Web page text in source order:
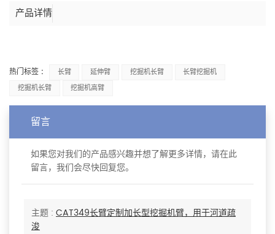
产品详情
热门标签 : 长臂 延伸臂 挖掘机长臂
长臂挖掘机
挖掘机长臂
挖掘机高臂
留言
如果您对我们的产品感兴趣并想了解更多详情，请在此
留言，我们会尽快回复您。
主题 : CAT349长臂定制加长型挖掘机臂，用于河道疏
浚